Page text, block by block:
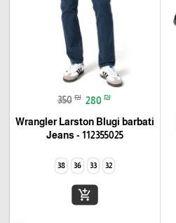
350 ₪ 280 ₪
Wrangler Larston Blugi barbati
Jeans - 112355025
32
33
36
38
add_shopping_cart